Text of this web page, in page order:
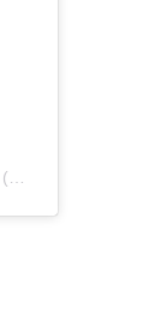
(@chanelofficial) el